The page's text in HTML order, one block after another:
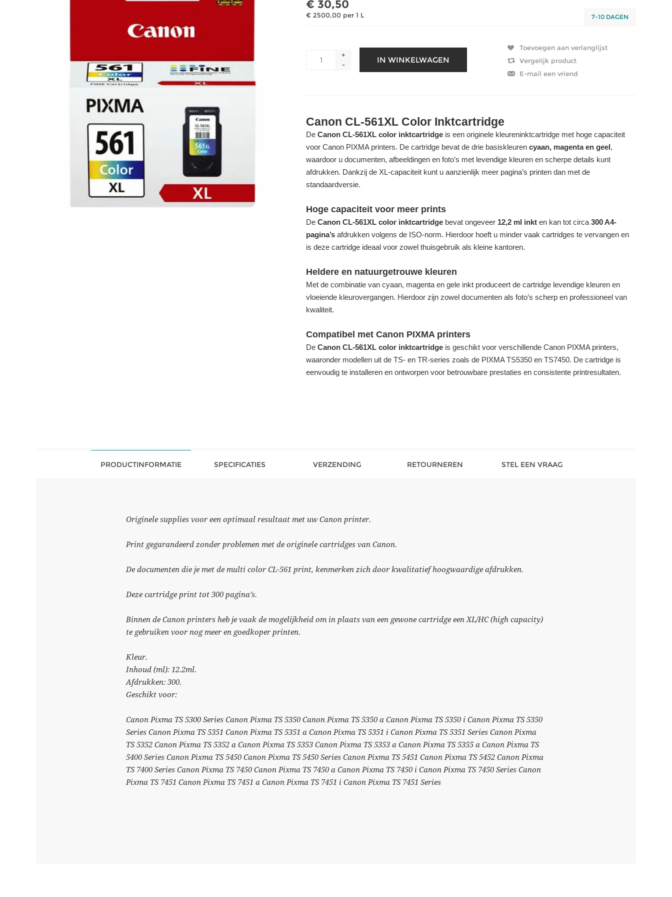
€ 30,50
€ 2500,00 per 1 L 7-10 DAGEN
+
-
Canon CL-561XL Color Inktcartridge
De Canon CL-561XL color inktcartridge is een originele kleureninktcartridge met hoge capaciteit
voor Canon PIXMA printers. De cartridge bevat de drie basiskleuren cyaan, magenta en geel,
waardoor u documenten, afbeeldingen en foto’s met levendige kleuren en scherpe details kunt
afdrukken. Dankzij de XL-capaciteit kunt u aanzienlijk meer pagina’s printen dan met de
standaardversie.
Hoge capaciteit voor meer prints
De Canon CL-561XL color inktcartridge bevat ongeveer 12,2 ml inkt en kan tot circa 300 A4-
pagina’s afdrukken volgens de ISO-norm. Hierdoor hoeft u minder vaak cartridges te vervangen en
is deze cartridge ideaal voor zowel thuisgebruik als kleine kantoren.
Heldere en natuurgetrouwe kleuren
Met de combinatie van cyaan, magenta en gele inkt produceert de cartridge levendige kleuren en
vloeiende kleurovergangen. Hierdoor zijn zowel documenten als foto’s scherp en professioneel van
kwaliteit.
Compatibel met Canon PIXMA printers
De Canon CL-561XL color inktcartridge is geschikt voor verschillende Canon PIXMA printers,
waaronder modellen uit de TS- en TR-series zoals de PIXMA TS5350 en TS7450. De cartridge is
eenvoudig te installeren en ontworpen voor betrouwbare prestaties en consistente printresultaten.
PRODUCTINFORMATIE SPECIFICATIES VERZENDING RETOURNEREN STEL EEN VRAAG
Originele supplies voor een optimaal resultaat met uw Canon printer.
Print gegarandeerd zonder problemen met de originele cartridges van Canon.
De documenten die je met de multi color CL-561 print, kenmerken zich door kwalitatief hoogwaardige afdrukken.
Deze cartridge print tot 300 pagina’s.
Binnen de Canon printers heb je vaak de mogelijkheid om in plaats van een gewone cartridge een XL/HC (high capacity)
te gebruiken voor nog meer en goedkoper printen.
Kleur.
Inhoud (ml): 12.2ml.
Afdrukken: 300.
Geschikt voor:
Canon Pixma TS 5300 Series Canon Pixma TS 5350 Canon Pixma TS 5350 a Canon Pixma TS 5350 i Canon Pixma TS 5350
Series Canon Pixma TS 5351 Canon Pixma TS 5351 a Canon Pixma TS 5351 i Canon Pixma TS 5351 Series Canon Pixma
TS 5352 Canon Pixma TS 5352 a Canon Pixma TS 5353 Canon Pixma TS 5353 a Canon Pixma TS 5355 a Canon Pixma TS
5400 Series Canon Pixma TS 5450 Canon Pixma TS 5450 Series Canon Pixma TS 5451 Canon Pixma TS 5452 Canon Pixma
TS 7400 Series Canon Pixma TS 7450 Canon Pixma TS 7450 a Canon Pixma TS 7450 i Canon Pixma TS 7450 Series Canon
Pixma TS 7451 Canon Pixma TS 7451 a Canon Pixma TS 7451 i Canon Pixma TS 7451 Series